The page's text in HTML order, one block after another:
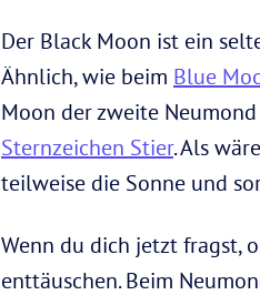
Der Black Moon ist ein
Ähnlich, wie beim Blue
Moon der zweite
Sternzeichen Stier. Als
teilweise die Sonne und
Wenn du dich jetzt fragst,
enttäuschen. Beim